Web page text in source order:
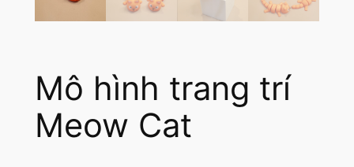
Mô hình trang trí
Meow Cat